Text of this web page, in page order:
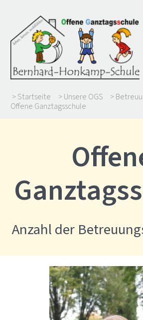
> Startseite > Unsere OGS >
Offene Ganztagsschule
Anzahl der